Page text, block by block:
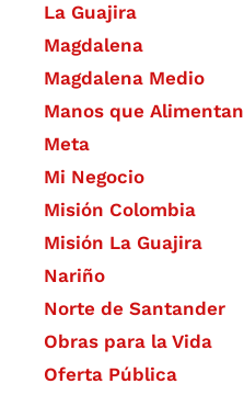
La Guajira
Magdalena
Magdalena Medio
Manos que Alimentan
Meta
Mi Negocio
Misión Colombia
Misión La Guajira
Nariño
Norte de Santander
Obras para la Vida
Oferta Pública